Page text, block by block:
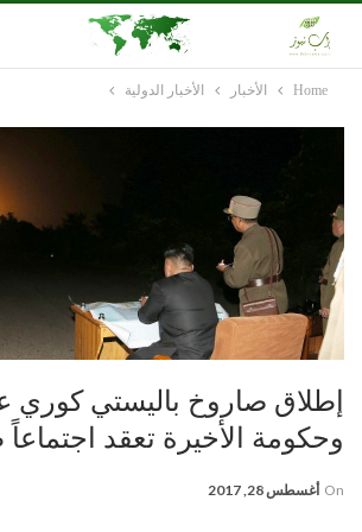
Home الأخبار الأخبار الدولية
إطلاق صاروخ باليستي كوري
وحكومة الأخيرة تعقد اجتماعاً
On أغسطس 28, 2017